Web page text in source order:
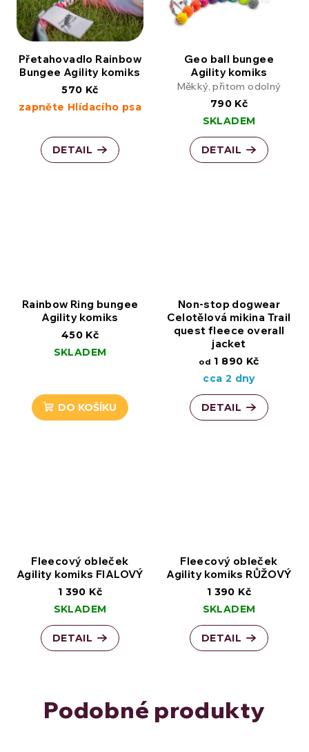
Přetahovadlo Rainbow
Bungee Agility komiks
570 Kč
zapněte Hlídacího psa
DETAIL
Geo ball bungee
Agility komiks
Měkký, přitom odolný
790 Kč
SKLADEM
DETAIL
Rainbow Ring bungee
Agility komiks
450 Kč
SKLADEM
DO KOŠÍKU
Non-stop dogwear
Celotělová mikina Trail
quest fleece overall
jacket
od 1 890 Kč
cca 2 dny
DETAIL
Fleecový obleček
Agility komiks FIALOVÝ
1 390 Kč
SKLADEM
DETAIL
Fleecový obleček
Agility komiks RŮŽOVÝ
1 390 Kč
SKLADEM
DETAIL
Podobné produkty